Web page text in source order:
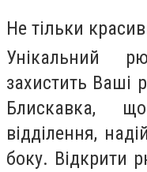
Не тільки
Унікальний
захистить Ваші
Блискавка,
відділення,
боку. Відкрити